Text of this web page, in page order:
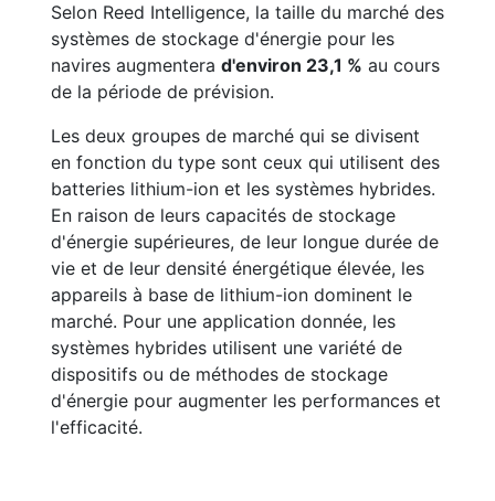
Selon Reed Intelligence, la taille du marché des
systèmes de stockage d'énergie pour les
navires augmentera d'environ 23,1 % au cours
de la période de prévision.
Les deux groupes de marché qui se divisent
en fonction du type sont ceux qui utilisent des
batteries lithium-ion et les systèmes hybrides.
En raison de leurs capacités de stockage
d'énergie supérieures, de leur longue durée de
vie et de leur densité énergétique élevée, les
appareils à base de lithium-ion dominent le
marché. Pour une application donnée, les
systèmes hybrides utilisent une variété de
dispositifs ou de méthodes de stockage
d'énergie pour augmenter les performances et
l'efficacité.